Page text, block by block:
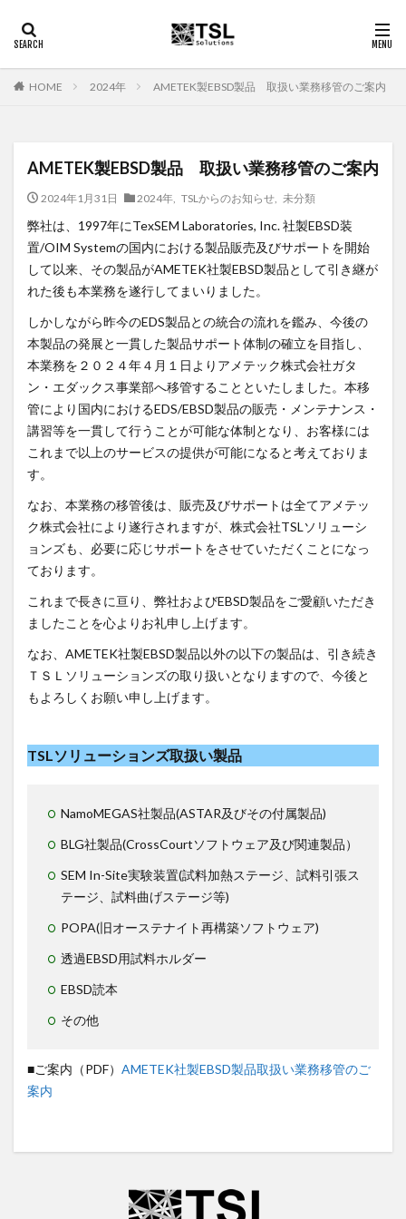
HOME 2024年 AMETEK製EBSD製品 取扱い業務移管のご案内
AMETEK製EBSD製品 取扱い業務移管のご案内
2024年1月31日 2024年 TSLからのお知らせ 未分類
弊社は、1997年にTexSEM Laboratories, Inc. 社製EBSD装
置/OIM Systemの国内における製品販売及びサポートを開始
して以来、その製品がAMETEK社製EBSD製品として引き継が
れた後も本業務を遂行してまいりました。
しかしながら昨今のEDS製品との統合の流れを鑑み、今後の
本製品の発展と一貫した製品サポート体制の確立を目指し、
本業務を２０２４年４月１日よりアメテック株式会社ガタ
ン・エダックス事業部へ移管することといたしました。本移
管により国内におけるEDS/EBSD製品の販売・メンテナンス・
講習等を一貫して行うことが可能な体制となり、お客様には
これまで以上のサービスの提供が可能になると考えておりま
す。
なお、本業務の移管後は、販売及びサポートは全てアメテッ
ク株式会社により遂行されますが、株式会社TSLソリューシ
ョンズも、必要に応じサポートをさせていただくことになっ
ております。
これまで長きに亘り、弊社およびEBSD製品をご愛顧いただき
ましたことを心よりお礼申し上げます。
なお、AMETEK社製EBSD製品以外の以下の製品は、引き続き
ＴＳＬソリューションズの取り扱いとなりますので、今後と
もよろしくお願い申し上げます。
TSLソリューションズ取扱い製品
NamoMEGAS社製品(ASTAR及びその付属製品)
BLG社製品(CrossCourtソフトウェア及び関連製品）
SEM In-Site実験装置(試料加熱ステージ、試料引張ス
テージ、試料曲げステージ等)
POPA(旧オーステナイト再構築ソフトウェア)
透過EBSD用試料ホルダー
EBSD読本
その他
■ご案内（PDF） AMETEK社製EBSD製品取扱い業務移管のご
案内